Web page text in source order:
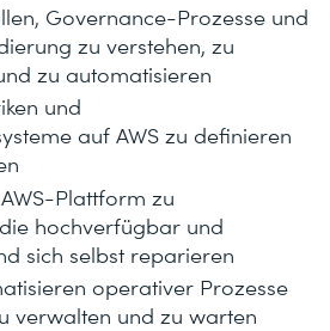
Governance-Prozesse und
zu verstehen, zu
zu automatisieren
und
auf AWS zu definieren
Plattform zu
hochverfügbar und
sich selbst reparieren
operativer Prozesse
verwalten und zu warten